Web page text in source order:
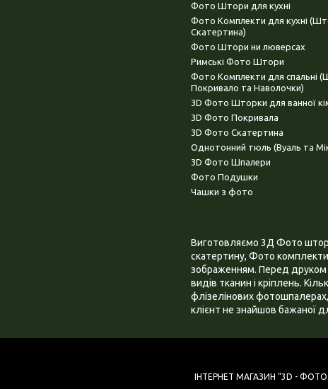
Фото Штори для кухні
Фото Комплекти для кухні
Скатертина)
Фото Штори ни люверсах
Римські Фото Штори
Фото Комплекти для спальні
Покривало та Наволочки)
3D Фото Шторки для ванної
3D Фото Покривала
3D Фото Скатертина
Однотонний тюль (Вуаль та
3D Фото Шпалери
Фото Подушки
Чашки з фото
Виготовляємо 3Д Фото
скатертину, Фото
зображенням. Перед друком
видів тканин і кріплень.
флізелінових
клієнт не знайшов бажаної